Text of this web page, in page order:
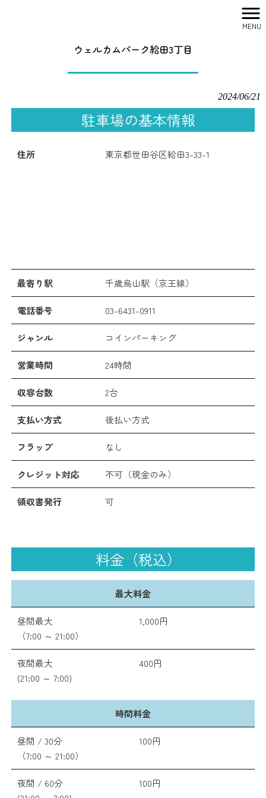
MENU
ウェルカムパーク給田3丁目
ウェルカムパーク給田3丁目
2024/06/21
駐車場の基本情報
住所 東京都世田谷区給田3-33-1
最寄り駅 千歳烏山駅（京王線）
電話番号 03-6431-0911
ジャンル コインパーキング
営業時間 24時間
収容台数 2台
支払い方式 後払い方式
フラップ なし
クレジット対応 不可（現金のみ）
領収書発行 可
料金（税込）
最大料金
昼間最大
（7:00 ～ 21:00）
1,000円
夜間最大
(21:00 ～ 7:00)
400円
時間料金
昼間 / 30分
（7:00 ～ 21:00）
100円
夜間 / 60分
100円